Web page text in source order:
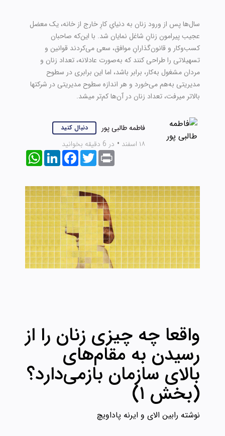
سال‌ها پس از ورود زنان به دنیایِ کارِ خارج از خانه، یک معضل
عجیب پیرامون زنانِ شاغل نمایان شد. با این‌که صاحبان
کسب‌‏و‏کار و قانون‌گذارانِ موافق، سعی می‌‏کردند قوانین و
تسهیلاتی را طراحی کنند که به‌صورت عادلانه، تعداد زنان و
مردان مشغول به‌‏کار، برابر باشد، اما این برابری در سطوح
مدیریتی به‌هم می‌‏خورد و هر اندازه سطوح مدیریتی در شرکت‏ها
بالاتر می‏رفت، تعداد زنان در آن‌ها کم‌تر می‏شد.
فاطمه طالبی پور دنبال کنید
۱۸ اسفند • در 6 دقیقه بخوانید
WhatsAppLinkedInFacebookTwitterPrint
واقعا چه چیزی زنان را از
رسیدن به مقام‌های
بالای سازمان بازمی‌دارد؟
(بخش ۱)
نوشته رابین الای و ایرنه پاداویچ